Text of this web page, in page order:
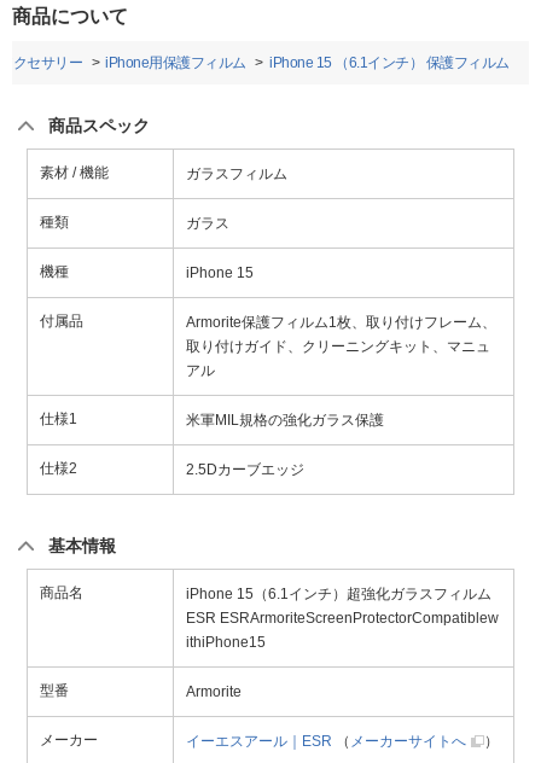
商品について
クセサリー iPhone用保護フィルム iPhone 15 （6.1インチ） 保護フィルム
商品スペック
素材 / 機能 ガラスフィルム
種類 ガラス
機種 iPhone 15
付属品
Armorite保護フィルム1枚、取り付けフレーム、
取り付けガイド、クリーニングキット、マニュ
アル
仕様1 米軍MIL規格の強化ガラス保護
仕様2 2.5Dカーブエッジ
基本情報
商品名
iPhone 15（6.1インチ）超強化ガラスフィルム
ESR ESRArmoriteScreenProtectorCompatiblew
ithiPhone15
型番 Armorite
メーカー イーエスアール｜ESR （ メーカーサイトへ ）